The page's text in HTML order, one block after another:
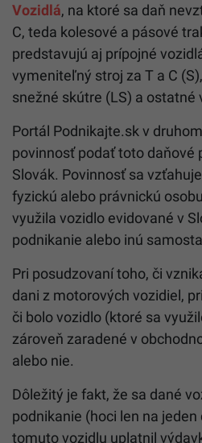
Vozidlá, na ktoré sa daň
C, teda kolesové a pásové
predstavujú aj prípojné
vymeniteľný stroj za T a C
snežné skútre (LS) a ostatné
Portál Podnikajte.sk v druhom
povinnosť podať toto daňové
Slovák. Povinnosť sa
fyzickú alebo právnickú
využila vozidlo evidované v
podnikanie alebo inú
Pri posudzovaní toho, či
dani z motorových vozidiel,
či bolo vozidlo (ktoré sa
zároveň zaradené v
alebo nie.
Dôležitý je fakt, že sa dané
podnikanie (hoci len na jeden
tomuto vozidlu uplatnil